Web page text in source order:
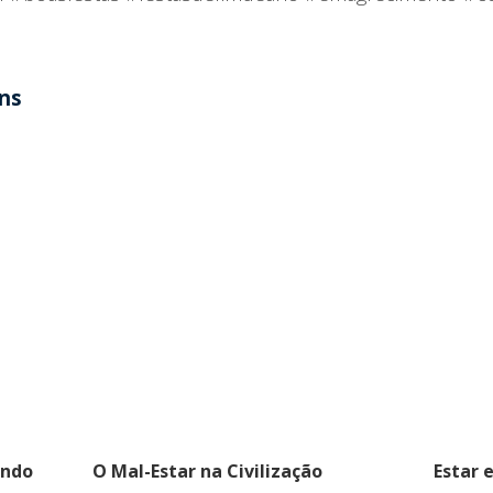
O Mal-Estar na Civilização Estar